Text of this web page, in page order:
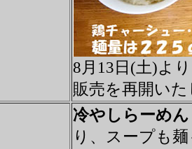
8月13日(土)よ
販売を再開い
冷やしらーめ
り、スープも